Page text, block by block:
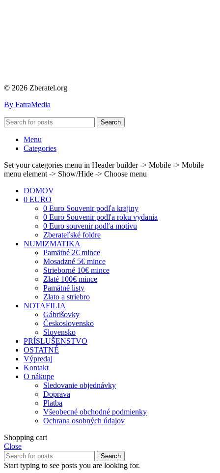
© 2026 Zberatel.org
By FatraMedia
Search
Menu
Categories
Set your categories menu in Header builder -> Mobile -> Mobile
menu element -> Show/Hide -> Choose menu
DOMOV
0 EURO
0 Euro Souvenir podľa krajiny
0 Euro Souvenir podľa roku vydania
0 Euro souvenir podľa motívu
Zberateľské foldre
NUMIZMATIKA
Pamätné 2€ mince
Mosadzné 5€ mince
Strieborné 10€ mince
Zlaté 100€ mince
Pamätné listy
Zlato a striebro
NOTAFILIA
Gábrišovky
Československo
Slovensko
PRÍSLUŠENSTVO
OSTATNÉ
Výpredaj
Kontakt
O nákupe
Sledovanie objednávky
Doprava
Platba
Všeobecné obchodné podmienky
Ochrana osobných údajov
Shopping cart
Close
Search
Start typing to see posts you are looking for.